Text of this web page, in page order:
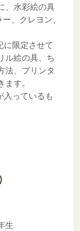
、水彩絵の具
、クレヨン、
に限定させて
ル絵の具、ち
法、プリンタ
す。
入っているも
生